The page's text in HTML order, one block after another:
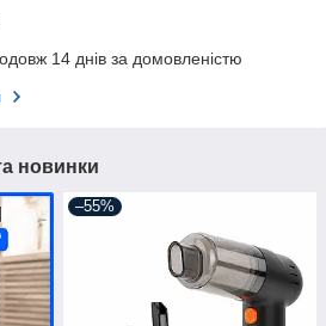
14 днів за домовленістю
новинки
–55%